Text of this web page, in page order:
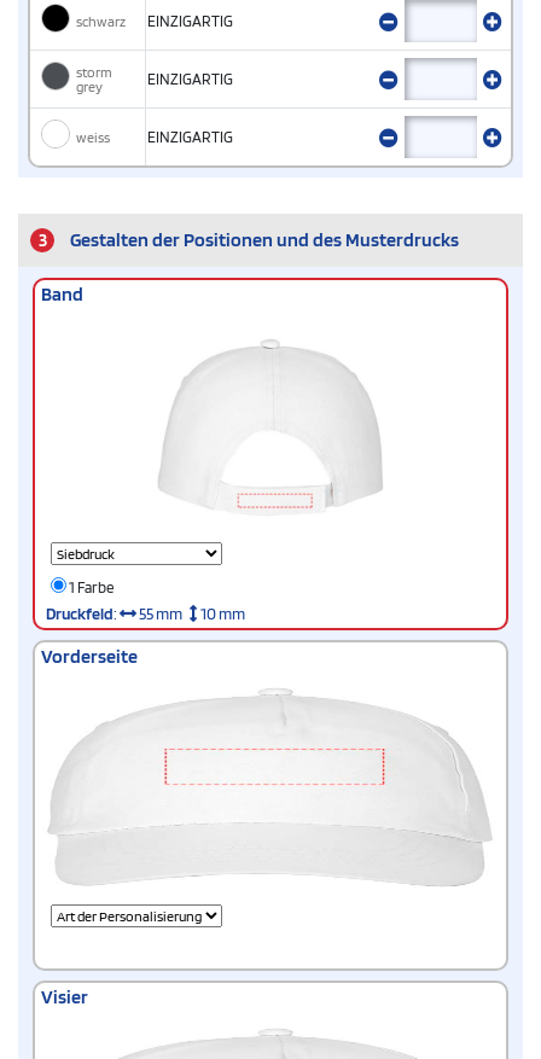
schwarz EINZIGARTIG
storm
grey
EINZIGARTIG
weiss EINZIGARTIG
3 Gestalten der Positionen und des Musterdrucks
Band
1 Farbe
Druckfeld: 55 mm 10 mm
Vorderseite
Visier